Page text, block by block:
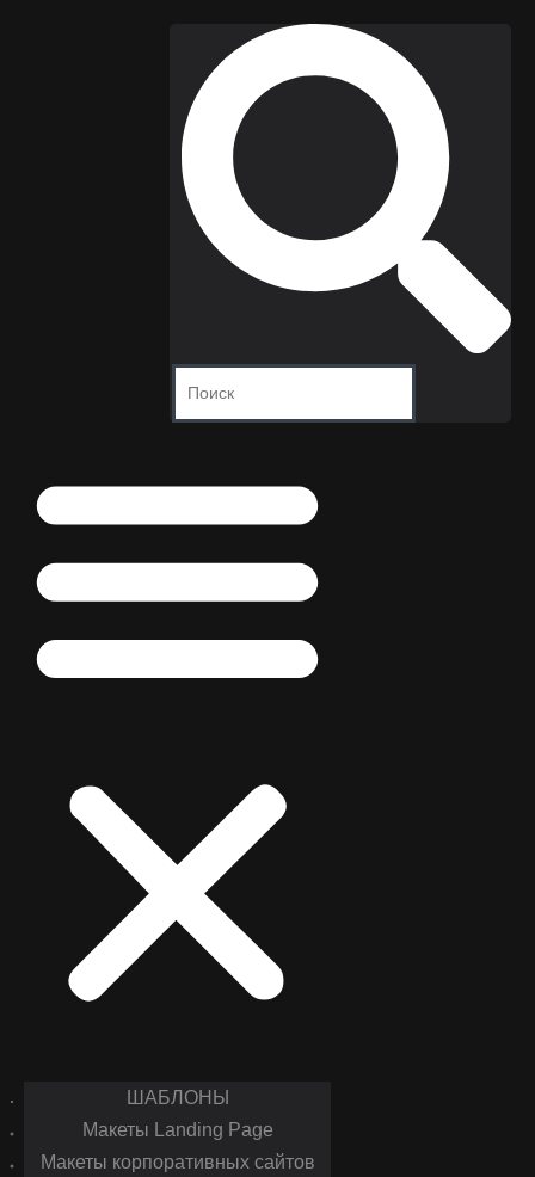
ШАБЛОНЫ
Макеты Landing Page
Макеты корпоративных сайтов